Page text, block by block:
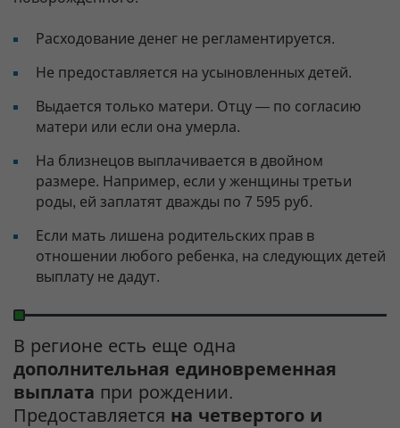
Расходование денег не регламентируется.
Не предоставляется на усыновленных детей.
Выдается только матери. Отцу — по согласию
матери или если она умерла.
На близнецов выплачивается в двойном
размере. Например, если у женщины третьи
роды, ей заплатят дважды по 7 595 руб.
Если мать лишена родительских прав в
отношении любого ребенка, на следующих детей
выплату не дадут.
В регионе есть еще одна
дополнительная единовременная
выплата при рождении.
Предоставляется на четвертого и